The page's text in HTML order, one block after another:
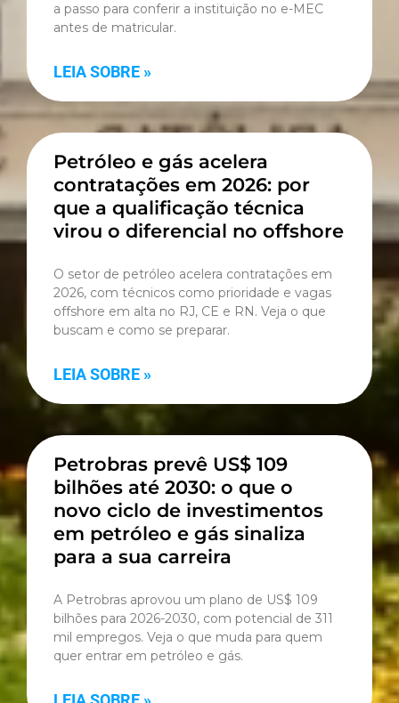
a passo para conferir a instituição no e-MEC
antes de matricular.
LEIA SOBRE »
Petróleo e gás acelera
contratações em 2026: por
que a qualificação técnica
virou o diferencial no offshore
O setor de petróleo acelera contratações em
2026, com técnicos como prioridade e vagas
offshore em alta no RJ, CE e RN. Veja o que
buscam e como se preparar.
LEIA SOBRE »
Petrobras prevê US$ 109
bilhões até 2030: o que o
novo ciclo de investimentos
em petróleo e gás sinaliza
para a sua carreira
A Petrobras aprovou um plano de US$ 109
bilhões para 2026-2030, com potencial de 311
mil empregos. Veja o que muda para quem
quer entrar em petróleo e gás.